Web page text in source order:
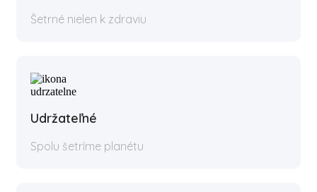
Šetrné nielen k zdraviu
Udržateľné
Spolu šetríme planétu